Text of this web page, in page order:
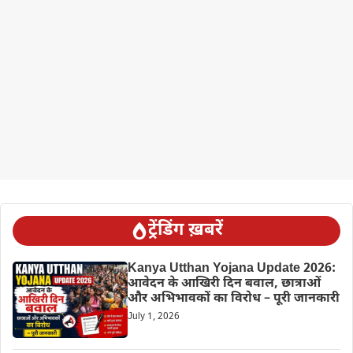
ट्रेंडिंग ख़बरें
Kanya Utthan Yojana Update 2026:
आवेदन के आखिरी दिन बवाल, छात्राओं
और अभिभावकों का विरोध – पूरी जानकारी
July 1, 2026